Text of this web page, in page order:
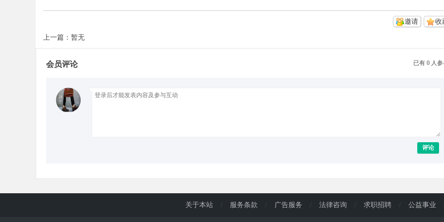
收
邀请
上一篇：暂无
已有 0 人
会员评论
评论
关于本站 / 服务条款 / 广告服务 / 法律咨询 / 求职招聘 / 公益事业